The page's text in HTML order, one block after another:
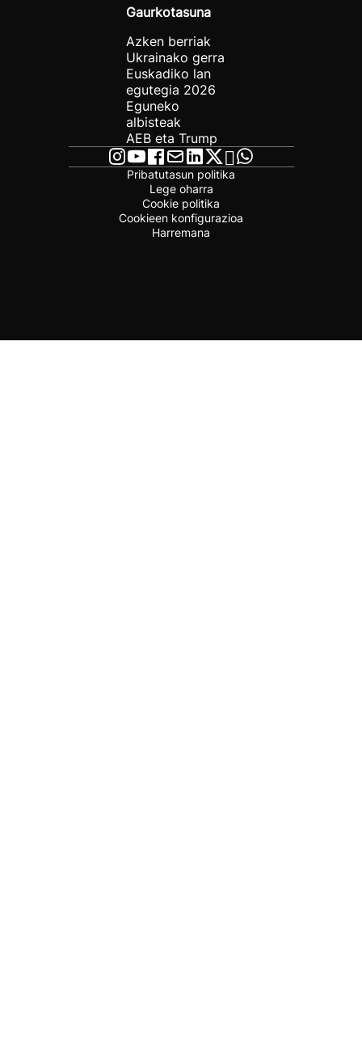
Gaurkotasuna
Azken berriak
Ukrainako gerra
Euskadiko lan
egutegia 2026
Eguneko
albisteak
AEB eta Trump
Pribatutasun politika
Lege oharra
Cookie politika
Cookieen konfigurazioa
Harremana